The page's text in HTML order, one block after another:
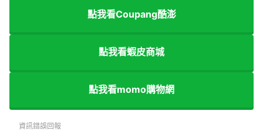
點我看Coupang酷澎
點我看蝦皮商城
點我看momo購物網
資訊錯誤回報